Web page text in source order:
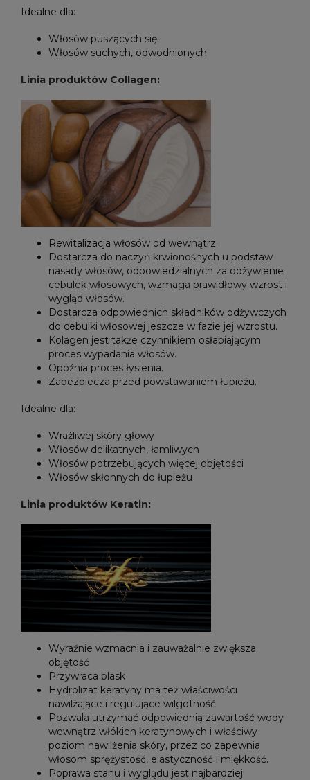
Idealne dla:
Włosów puszących się
Włosów suchych, odwodnionych
Linia produktów Collagen:
Rewitalizacja włosów od wewnątrz.
Dostarcza do naczyń krwionośnych u podstaw
nasady włosów, odpowiedzialnych za odżywienie
cebulek włosowych, wzmaga prawidłowy wzrost i
wygląd włosów.
Dostarcza odpowiednich składników odżywczych
do cebulki włosowej jeszcze w fazie jej wzrostu.
Kolagen jest także czynnikiem osłabiającym
proces wypadania włosów.
Opóźnia proces łysienia.
Zabezpiecza przed powstawaniem łupieżu.
Idealne dla:
Wrażliwej skóry głowy
Włosów delikatnych, łamliwych
Włosów potrzebujących więcej objętości
Włosów skłonnych do łupieżu
Linia produktów Keratin:
Wyraźnie wzmacnia i zauważalnie zwiększa
objętość
Przywraca blask
Hydrolizat keratyny ma też właściwości
nawilżające i regulujące wilgotność
Pozwala utrzymać odpowiednią zawartość wody
wewnątrz włókien keratynowych i właściwy
poziom nawilżenia skóry, przez co zapewnia
włosom sprężystość, elastyczność i miękkość.
Poprawa stanu i wyglądu jest najbardziej